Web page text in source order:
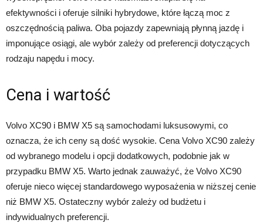
efektywności i oferuje silniki hybrydowe, które łączą moc z
oszczędnością paliwa. Oba pojazdy zapewniają płynną jazdę i
imponujące osiągi, ale wybór zależy od preferencji dotyczących
rodzaju napędu i mocy.
Cena i wartość
Volvo XC90 i BMW X5 są samochodami luksusowymi, co
oznacza, że ich ceny są dość wysokie. Cena Volvo XC90 zależy
od wybranego modelu i opcji dodatkowych, podobnie jak w
przypadku BMW X5. Warto jednak zauważyć, że Volvo XC90
oferuje nieco więcej standardowego wyposażenia w niższej cenie
niż BMW X5. Ostateczny wybór zależy od budżetu i
indywidualnych preferencji.